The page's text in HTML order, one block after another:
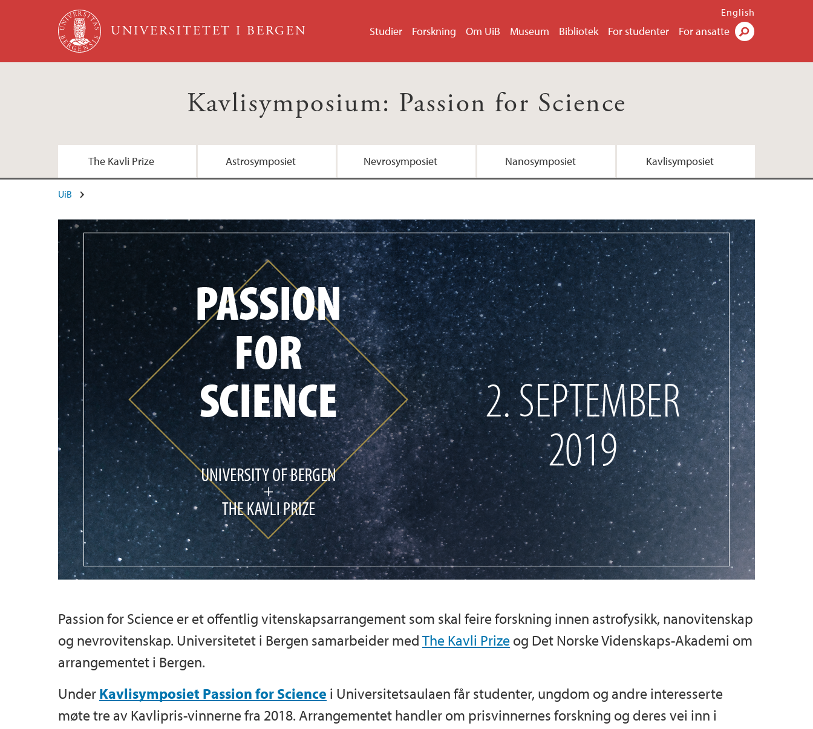
Hopp til hovedinnhold
UNIVERSITETET I BERGEN Studier Forskning Om UiB Museum Bibliotek For studenter For ansatte
English
Kavlisymposium: Passion for Science
HovedinnholdThe Kavli Prize Astrosymposiet Nevrosymposiet Nanosymposiet Kavlisymposiet
UiB
Passion for Science er et offentlig vitenskapsarrangement som skal feire forskning innen astrofysikk, nanovitenskap
og nevrovitenskap. Universitetet i Bergen samarbeider med The Kavli Prize og Det Norske Videnskaps-Akademi om
arrangementet i Bergen.
Under Kavlisymposiet Passion for Science i Universitetsaulaen får studenter, ungdom og andre interesserte
møte tre av Kavlipris-vinnerne fra 2018. Arrangementet handler om prisvinnernes forskning og deres vei inn i